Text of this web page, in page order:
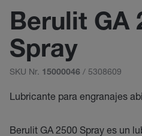
Berulit GA
Spray
SKU Nr. 15000046 / 5308609
Lubricante para engranajes
Berulit GA 2500 Spray es un